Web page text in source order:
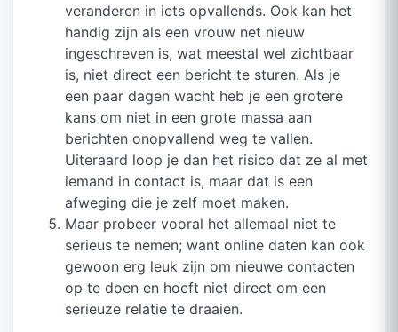
veranderen in iets opvallends. Ook kan het
handig zijn als een vrouw net nieuw
ingeschreven is, wat meestal wel zichtbaar
is, niet direct een bericht te sturen. Als je
een paar dagen wacht heb je een grotere
kans om niet in een grote massa aan
berichten onopvallend weg te vallen.
Uiteraard loop je dan het risico dat ze al met
iemand in contact is, maar dat is een
afweging die je zelf moet maken.
Maar probeer vooral het allemaal niet te
serieus te nemen; want online daten kan ook
gewoon erg leuk zijn om nieuwe contacten
op te doen en hoeft niet direct om een
serieuze relatie te draaien.